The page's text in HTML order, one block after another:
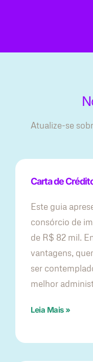
Atualize-se
Carta de
Este guia
consórcio de
de R$ 82 mil.
vantagens,
ser
melhor
Leia Mais »